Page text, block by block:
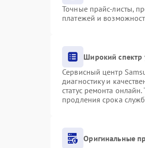
Точные прайс-листы,
платежей и
Широкий спектр
Сервисный центр
диагностику и
статус ремонта
продления срока
Оригинальные